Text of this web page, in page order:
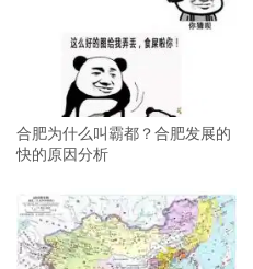
合肥为什么叫霸都？合肥发展的
快的原因分析